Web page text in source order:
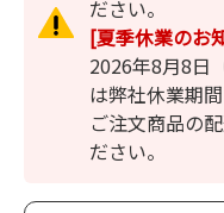
ださい。
[夏季休業のお
2026年8月8日
は弊社休業期間
ご注文商品の
ださい。